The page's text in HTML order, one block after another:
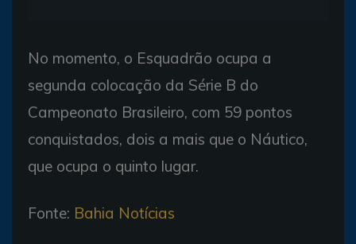
No momento, o Esquadrão ocupa a
segunda colocação da Série B do
Campeonato Brasileiro, com 59 pontos
conquistados, dois a mais que o Náutico,
que ocupa o quinto lugar.
Fonte: Bahia Notícias